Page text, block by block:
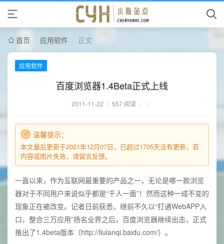
首页 / 应用软件 正文
应用软件
百度浏览器1.4Beta正式上线
2011-11-22 / 557 阅读 / /
温馨提示：
本文最后更新于2021年12月07日，已超过1705天没有更新，若
内容或图片失效，请留言反馈。
一直以来，作为互联网最重要的产品之一，无论是哪一款浏览
器对于不同用户来说似乎都是“千人一面”！然而这种一成不变的
现象正在被改变。记者日前获悉，继前不久以“打通WebAPP入
口，整合三万应用”扬名业界之后，百度浏览器继续出击，正式
推出了1.4beta版本（http://liulanqi.baidu.com/）。